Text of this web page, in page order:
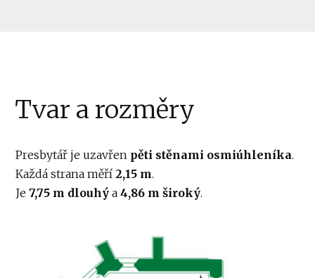
Tvar a rozměry
Presbytář je uzavřen pěti stěnami osmiúhleníka.
Každá strana měří2,15 m.
Je7,75 m dlouhý a4,86 m široký.